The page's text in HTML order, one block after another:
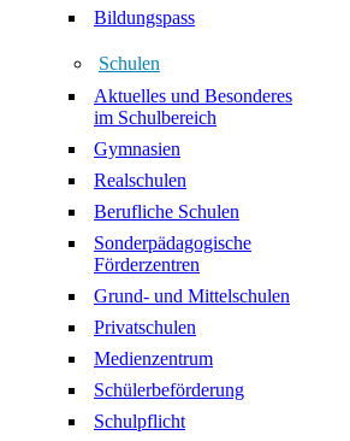
Bildungspass
Schulen
Aktuelles und Besonderes
im Schulbereich
Gymnasien
Realschulen
Berufliche Schulen
Sonderpädagogische
Förderzentren
Grund- und Mittelschulen
Privatschulen
Medienzentrum
Schülerbeförderung
Schulpflicht